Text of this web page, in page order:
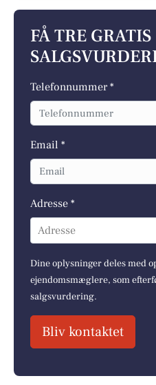
FÅ TRE GRATIS
Telefonnummer *
Email *
Adresse *
Adresse
Dine oplysninger deles med
ejendomsmæglere, som
salgsvurdering.
Bliv kontaktet